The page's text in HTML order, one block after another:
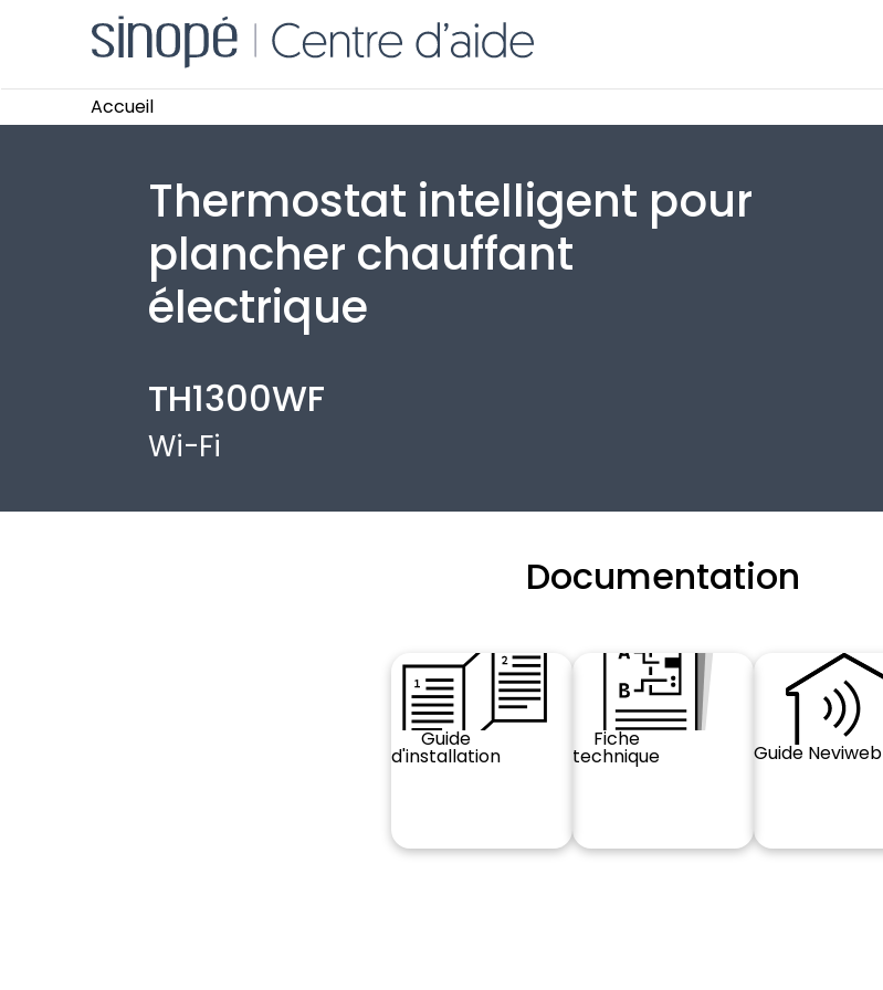
Accueil
Thermostat intelligent pour
plancher chauffant
électrique
TH1300WF
Wi-Fi
Documentation
Guide
d'installation
Fiche
technique Guide Neviweb